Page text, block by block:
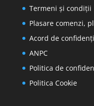
Termeni și condiții
Plasare comenzi,
Acord de
ANPC
Politica de
Politica Cookie